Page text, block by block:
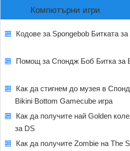
Компютърни игри
Кодове за Spongebob Битката
Помощ за Спондж Боб Битка за
Как да стигнем до музея в
Bikini Bottom Gamecube игра
Как да получите най Golden
за DS
Как да получите Zombie на The